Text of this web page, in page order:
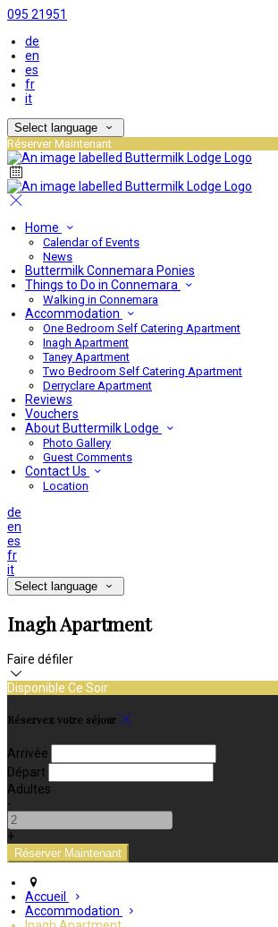
095 21951
de
en
es
fr
it
Select language
Réserver Maintenant
Home
Calendar of Events
News
Buttermilk Connemara Ponies
Things to Do in Connemara
Walking in Connemara
Accommodation
One Bedroom Self Catering Apartment
Inagh Apartment
Taney Apartment
Two Bedroom Self Catering Apartment
Derryclare Apartment
Reviews
Vouchers
About Buttermilk Lodge
Photo Gallery
Guest Comments
Contact Us
Location
de
en
es
fr
it
Select language
Inagh Apartment
Faire défiler
Disponible Ce Soir
Réservez votre séjour
Arrivée
Départ
Adultes
-
+
Accueil
Accommodation